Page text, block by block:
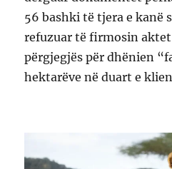
56 bashki të tjera e kanë
refuzuar të firmosin aktet
përgjegjës për dhënien
hektarëve në duart e